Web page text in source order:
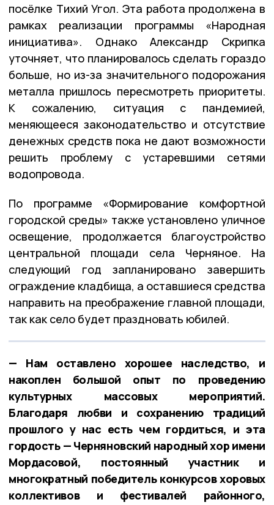
посёлке Тихий Угол. Эта работа продолжена в
рамках реализации программы «Народная
инициатива». Однако Александр Скрипка
уточняет, что планировалось сделать гораздо
больше, но из-за значительного подорожания
металла пришлось пересмотреть приоритеты.
К сожалению, ситуация с пандемией,
меняющееся законодательство и отсутствие
денежных средств пока не дают возможности
решить проблему с устаревшими сетями
водопровода.
По программе «Формирование комфортной
городской среды» также установлено уличное
освещение, продолжается благоустройство
центральной площади села Черняное. На
следующий год запланировано завершить
ограждение кладбища, а оставшиеся средства
направить на преображение главной площади,
так как село будет праздновать юбилей.
— Нам оставлено хорошее наследство, и
накоплен большой опыт по проведению
культурных массовых мероприятий.
Благодаря любви и сохранению традиций
прошлого у нас есть чем гордиться, и эта
гордость — Черняновский народный хор имени
Мордасовой, постоянный участник и
многократный победитель конкурсов хоровых
коллективов и фестивалей районного,